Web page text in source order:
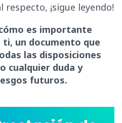
respecto, ¡sigue leyendo!
es importante
un documento que
las disposiciones
cualquier duda y
futuros.